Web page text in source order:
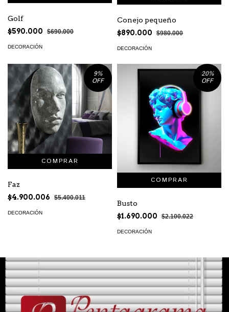
Golf
$590.000
$690.000
DECORACIÓN
Conejo pequeño
$890.000
$980.000
DECORACIÓN
9%
OFF
Faz
$4.900.006
$5.400.011
DECORACIÓN
20%
OFF
Busto
$1.690.000
$2.100.022
DECORACIÓN